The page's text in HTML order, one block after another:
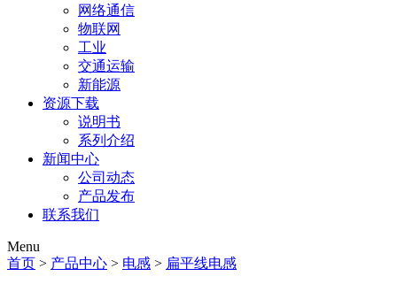
网络通信
物联网
工业
交通运输
新能源
资源下载
说明书
系列介绍
新闻中心
公司动态
产品发布
联系我们
Menu
首页 > 产品中心 > 电感 > 扁平线电感